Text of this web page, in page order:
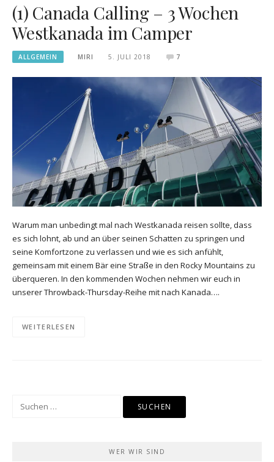
(1) Canada Calling – 3 Wochen
Westkanada im Camper
ALLGEMEIN MIRI 5. JULI 2018 7
Warum man unbedingt mal nach Westkanada reisen sollte, dass
es sich lohnt, ab und an über seinen Schatten zu springen und
seine Komfortzone zu verlassen und wie es sich anfühlt,
gemeinsam mit einem Bär eine Straße in den Rocky Mountains zu
überqueren. In den kommenden Wochen nehmen wir euch in
unserer Throwback-Thursday-Reihe mit nach Kanada….
WEITERLESEN
Suchen
WER WIR SIND